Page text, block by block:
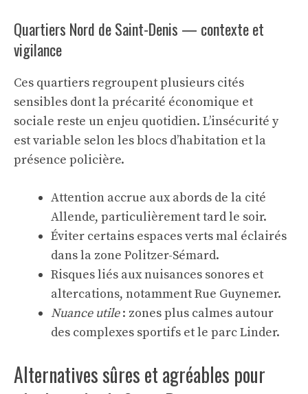
Quartiers Nord de Saint-Denis — contexte et
vigilance
Ces quartiers regroupent plusieurs cités
sensibles dont la précarité économique et
sociale reste un enjeu quotidien. L’insécurité y
est variable selon les blocs d’habitation et la
présence policière.
Attention accrue aux abords de la cité
Allende, particulièrement tard le soir.
Éviter certains espaces verts mal éclairés
dans la zone Politzer-Sémard.
Risques liés aux nuisances sonores et
altercations, notamment Rue Guynemer.
Nuance utile: zones plus calmes autour
des complexes sportifs et le parc Linder.
Alternatives sûres et agréables pour